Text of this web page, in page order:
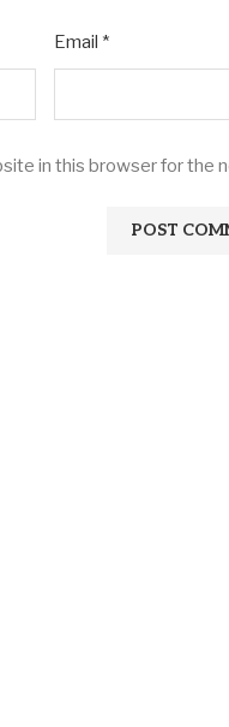
Email *
in this browser for the